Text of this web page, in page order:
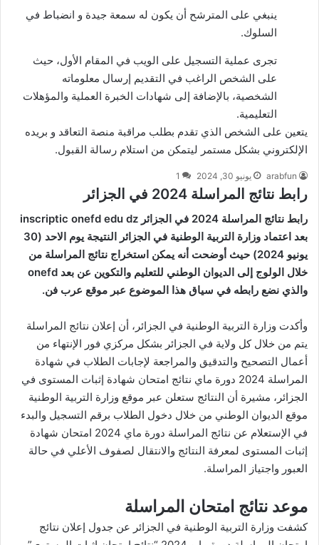
ينبغي على المترشح أن يكون له سمعة جيدة و انضباط في
السلوك.
تجرى عملية التسجيل على الويب في المقام الأول، حيث
على الشخص الراغب في التقديم إرسال معلوماته
الشخصية، بالإضافة إلى شهادات الخبرة العملية والمؤهلات
التعليمية.
يتعين على الشخص الذي تقدم بطلب مراقبة منصة التعاقد و بريده
الإلكتروني بشكل مستمر ليتمكن من استلام رسالة القبول.
arabfun يونيو 30, 2024 1
رابط نتائج المراسلة 2024 في الجزائر
رابط نتائج المراسلة 2024 في الجزائر inscriptic onefd edu dz
بعد اعتماد وزارة التربية الوطنية في الجزائر النتيجة يوم الاحد (30
يونيو 2024) حيث أوضحت أنه يمكن استخراج نتائج المراسلة من
خلال الولوج إلى الديوان الوطني للتعليم والتكوين عن بعد onefd
والذي نضع رابطه في سياق هذا الموضوع عبر موقع عرب فن.
وأكدت وزارة التربية الوطنية في الجزائر، أن إعلان نتائج المراسلة
يتم من خلال كل ولاية في الجزائر بشكل مركزي فور الإنتهاء من
أعمال التصحيح والتدقيق والمراجعة لإجابات الطلاب في شهادة
المراسلة 2024 دورة ماي نتائج امتحان شهادة إثبات المستوى في
الجزائر، مشيرة أن النتائج ستعلن عبر موقع وزارة التربية الوطنية
موقع الديوان الوطني من خلال دخول الطلاب برقم التسجيل والبدء
في الإستعلام عن نتائج المراسلة دورة ماي 2024 امتحان شهادة
إثبات المستوى لمعرفة النتائج والانتقال لصفوف الأعلي في حالة
العبور واجتياز المراسلة.
موعد نتائج امتحان المراسلة
كشفت وزارة التربية الوطنية في الجزائر عن جدول إعلان نتائج